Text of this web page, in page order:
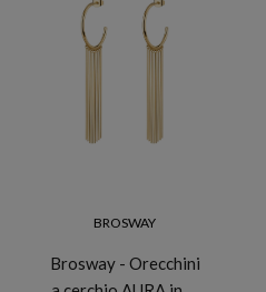
BROSWAY
Brosway - Orecchini